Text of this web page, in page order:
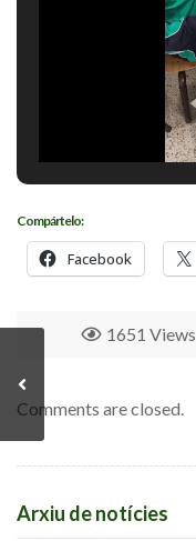
Compártelo:
Facebook
1651 Views
Comments are closed.
Arxiu de notícies